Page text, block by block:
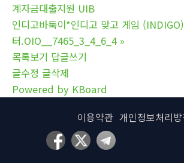
계자금대출지원 UIB
인디고바둑이*인디고 맞고 게임
터.OIO__7465_3_4_6_4 »
목록보기 답글쓰기
글수정 글삭제
Powered by KBoard
이용약관 개인정보처리방